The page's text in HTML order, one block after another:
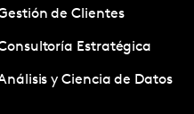
de Clientes
Estratégica
y Ciencia de Datos